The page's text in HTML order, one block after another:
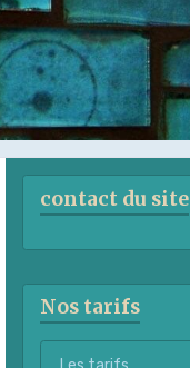
contact du site
Nos tarifs